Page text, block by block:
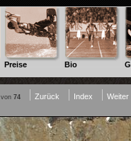
Preise Bio
von 74 Zurück Index Weiter